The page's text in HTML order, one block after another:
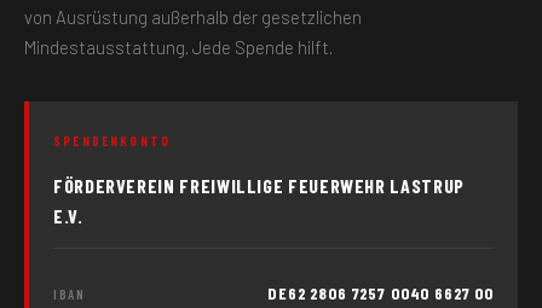
von Ausrüstung außerhalb der gesetzlichen
Mindestausstattung. Jede Spende hilft.
SPENDENKONTO
FÖRDERVEREIN FREIWILLIGE FEUERWEHR LASTRUP
E.V.
IBAN DE62 2806 7257 0040 6627 00